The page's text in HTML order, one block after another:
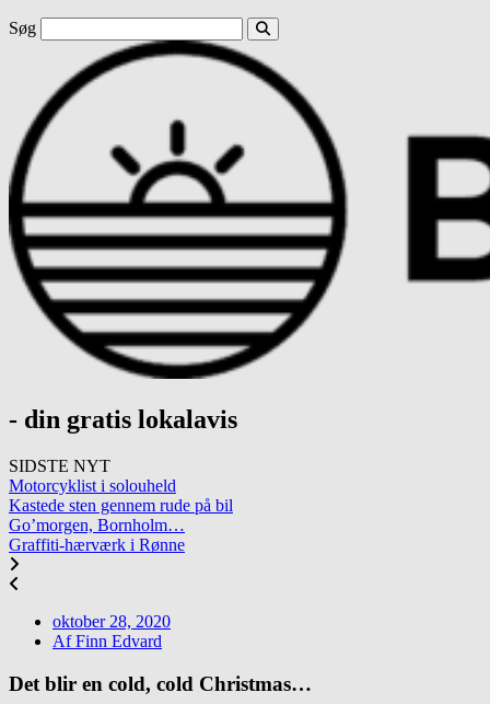
Søg
- din gratis lokalavis
SIDSTE NYT
Motorcyklist i solouheld
Kastede sten gennem rude på bil
Go’morgen, Bornholm…
Graffiti-hærværk i Rønne
oktober 28, 2020
AfFinn Edvard
Det blir en cold, cold Christmas…